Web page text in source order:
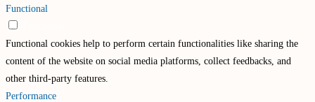
Functional
Functional cookies help to perform certain functionalities like sharing the
content of the website on social media platforms, collect feedbacks, and
other third-party features.
Performance